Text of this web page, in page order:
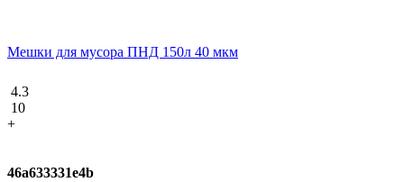
Мешки для мусора ПНД 150л 40 мкм
4.3
10
+
46a633331e4b